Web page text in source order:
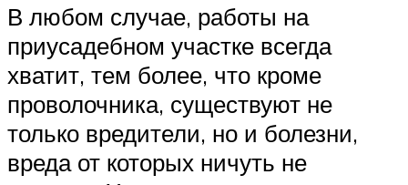
В любом случае, работы на
приусадебном участке всегда
хватит, тем более, что кроме
проволочника, существуют не
только вредители, но и болезни,
вреда от которых ничуть не